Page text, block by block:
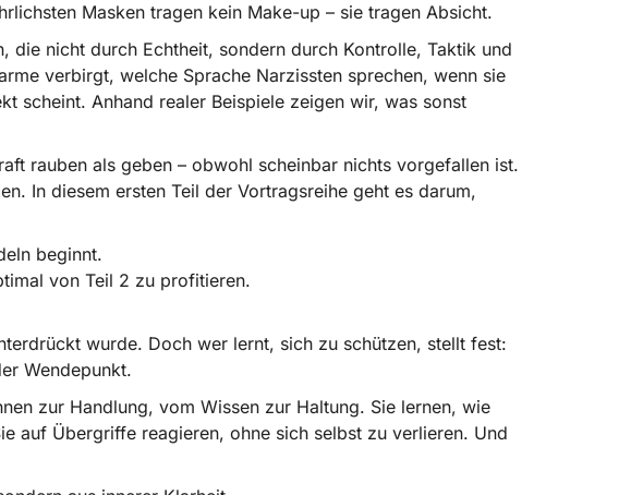
Masken tragen kein Make-up – sie tragen Absicht.
die nicht durch Echtheit, sondern durch Kontrolle, Taktik und
verbirgt, welche Sprache Narzissten sprechen, wenn sie
scheint. Anhand realer Beispiele zeigen wir, was sonst
rauben als geben – obwohl scheinbar nichts vorgefallen ist.
In diesem ersten Teil der Vortragsreihe geht es darum,
beginnt.
von Teil 2 zu profitieren.
wurde. Doch wer lernt, sich zu schützen, stellt fest:
Wendepunkt.
zur Handlung, vom Wissen zur Haltung. Sie lernen, wie
auf Übergriffe reagieren, ohne sich selbst zu verlieren. Und